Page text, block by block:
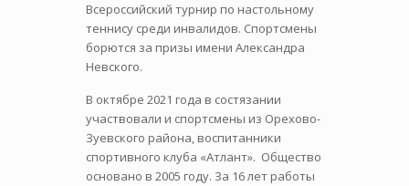
Всероссийский турнир по настольному
теннису среди инвалидов. Спортсмены
борются за призы имени Александра
Невского.
В октябре 2021 года в состязании
участвовали и спортсмены из Орехово-
Зуевского района, воспитанники
спортивного клуба «Атлант». Общество
основано в 2005 году. За 16 лет работы